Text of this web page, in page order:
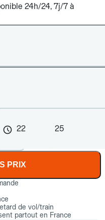
24h/24, 7j/7 à
22 25
PRIX
de vol/train
partout en France